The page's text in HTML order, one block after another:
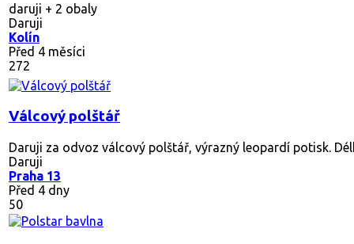
daruji + 2 obaly
Daruji
Kolín
Před 4 měsíci
272
Válcový polštář
Daruji za odvoz válcový polštář, výrazný leopardí potisk.
Daruji
Praha 13
Před 4 dny
50